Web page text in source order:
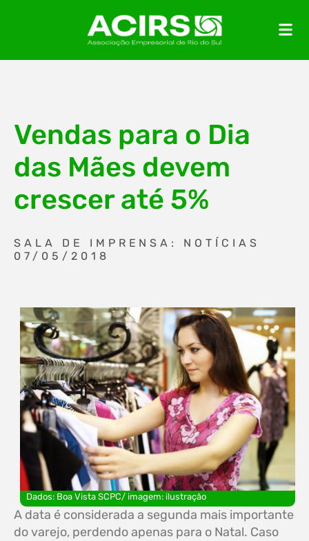
Vendas para o Dia
das Mães devem
crescer até 5%
SALA DE IMPRENSA: NOTÍCIAS
07/05/2018
Dados: Boa Vista SCPC/ imagem: ilustração
A data é considerada a segunda mais importante
do varejo, perdendo apenas para o Natal. Caso